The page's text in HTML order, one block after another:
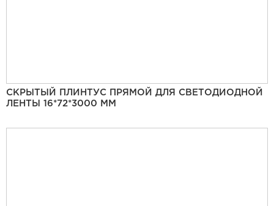
СКРЫТЫЙ ПЛИНТУС ПРЯМОЙ ДЛЯ СВЕТОДИОДНОЙ
ЛЕНТЫ 16*72*3000 ММ